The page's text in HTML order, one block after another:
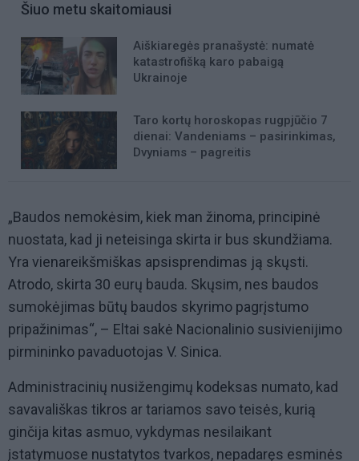
Šiuo metu skaitomiausi
Aiškiaregės pranašystė: numatė
katastrofišką karo pabaigą
Ukrainoje
Taro kortų horoskopas rugpjūčio 7
dienai: Vandeniams – pasirinkimas,
Dvyniams – pagreitis
„Baudos nemokėsim, kiek man žinoma, principinė
nuostata, kad ji neteisinga skirta ir bus skundžiama.
Yra vienareikšmiškas apsisprendimas ją skųsti.
Atrodo, skirta 30 eurų bauda. Skųsim, nes baudos
sumokėjimas būtų baudos skyrimo pagrįstumo
pripažinimas“, – Eltai sakė Nacionalinio susivienijimo
pirmininko pavaduotojas V. Sinica.
Administracinių nusižengimų kodeksas numato, kad
savavališkas tikros ar tariamos savo teisės, kurią
ginčija kitas asmuo, vykdymas nesilaikant
įstatymuose nustatytos tvarkos, nepadaręs esminės